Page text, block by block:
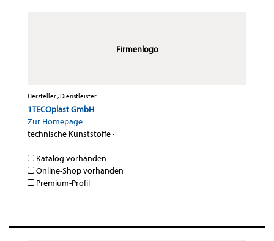
Firmenlogo
Hersteller , Dienstleister
1TECOplast GmbH
Zur Homepage
technische Kunststoffe·
Katalog vorhanden
Online-Shop vorhanden
Premium-Profil